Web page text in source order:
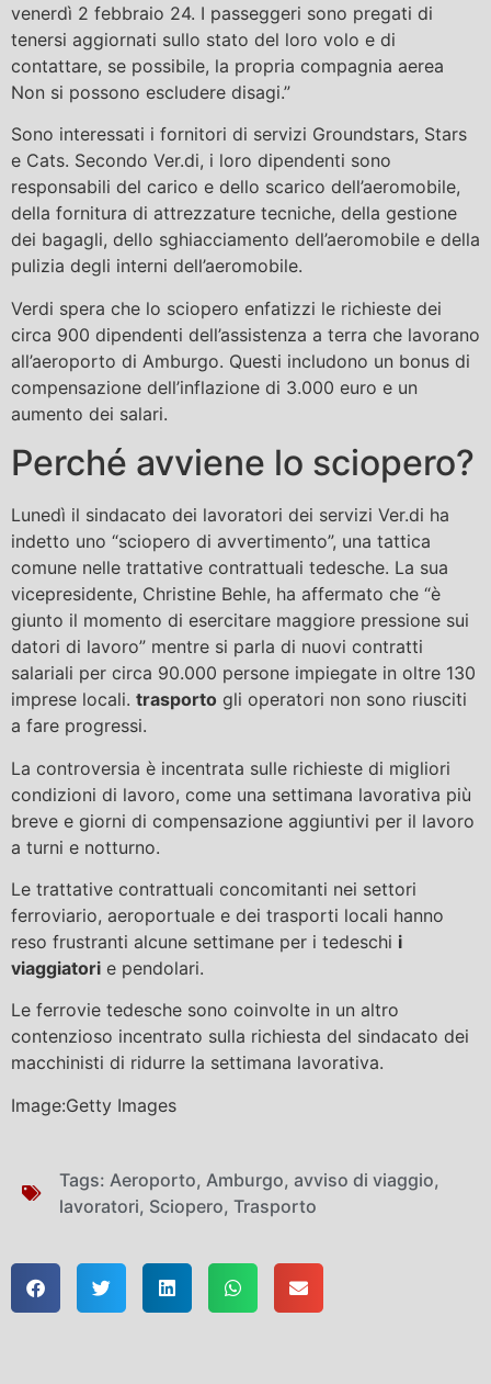
venerdì 2 febbraio 24. I passeggeri sono pregati di
tenersi aggiornati sullo stato del loro volo e di
contattare, se possibile, la propria compagnia aerea
Non si possono escludere disagi.”
Sono interessati i fornitori di servizi Groundstars, Stars
e Cats. Secondo Ver.di, i loro dipendenti sono
responsabili del carico e dello scarico dell’aeromobile,
della fornitura di attrezzature tecniche, della gestione
dei bagagli, dello sghiacciamento dell’aeromobile e della
pulizia degli interni dell’aeromobile.
Verdi spera che lo sciopero enfatizzi le richieste dei
circa 900 dipendenti dell’assistenza a terra che lavorano
all’aeroporto di Amburgo. Questi includono un bonus di
compensazione dell’inflazione di 3.000 euro e un
aumento dei salari.
Perché avviene lo sciopero?
Lunedì il sindacato dei lavoratori dei servizi Ver.di ha
indetto uno “sciopero di avvertimento”, una tattica
comune nelle trattative contrattuali tedesche. La sua
vicepresidente, Christine Behle, ha affermato che “è
giunto il momento di esercitare maggiore pressione sui
datori di lavoro” mentre si parla di nuovi contratti
salariali per circa 90.000 persone impiegate in oltre 130
imprese locali. trasporto gli operatori non sono riusciti
a fare progressi.
La controversia è incentrata sulle richieste di migliori
condizioni di lavoro, come una settimana lavorativa più
breve e giorni di compensazione aggiuntivi per il lavoro
a turni e notturno.
Le trattative contrattuali concomitanti nei settori
ferroviario, aeroportuale e dei trasporti locali hanno
reso frustranti alcune settimane per i tedeschi i
viaggiatori e pendolari.
Le ferrovie tedesche sono coinvolte in un altro
contenzioso incentrato sulla richiesta del sindacato dei
macchinisti di ridurre la settimana lavorativa.
Image:Getty Images
Tags: Aeroporto, Amburgo, avviso di viaggio,
lavoratori, Sciopero, Trasporto